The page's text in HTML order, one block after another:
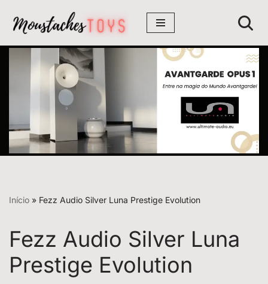
Avançar
para
conteúdo
Início » Fezz Audio Silver Luna Prestige Evolution
Fezz Audio Silver Luna
Prestige Evolution